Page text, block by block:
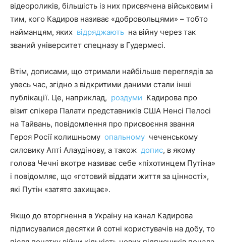
відеороликів, більшість із них присвячена військовим і
тим, кого Кадиров називає «добровольцями» – тобто
найманцям, яких відряджають на війну через так
званий університет спецназу в Гудермесі.
Втім, дописами, що отримали найбільше переглядів за
увесь час, згідно з відкритими даними стали інші
публікації. Це, наприклад, роздуми Кадирова про
візит спікера Палати представників США Ненсі Пелосі
на Тайвань, повідомлення про присвоєння звання
Героя Росії колишньому опальному чеченському
силовику Апті Алаудінову, а також допис, в якому
голова Чечні вкотре називає себе «піхотинцем Путіна»
і повідомляє, що «готовий віддати життя за цінності»,
які Путін «затято захищає».
Якщо до вторгнення в Україну на канал Кадирова
підписувалися десятки й сотні користувачів на добу, то